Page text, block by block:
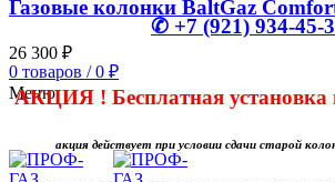
✆ +7 (921) 934-45-
0 товаров / 0 ₽
Меню
Газовые колонки BaltGaz
26 300 ₽
АКЦИЯ ! Бесплатная установка
акция действует при условии сдачи старой